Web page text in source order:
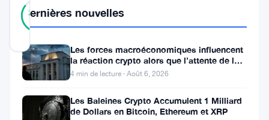
85%
votes
Dernières nouvelles
Les forces macroéconomiques influencent
la réaction crypto alors que l’attente de la
Fed se poursuit
4 min de lecture · Août 6, 2026
Les Baleines Crypto Accumulent 1 Milliard
de Dollars en Bitcoin, Ethereum et XRP